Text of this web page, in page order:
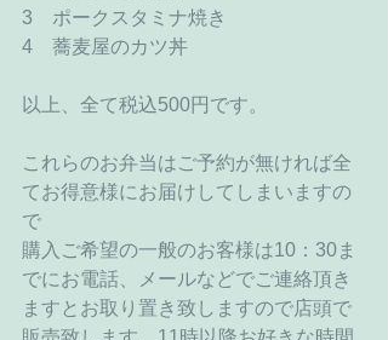
3　ポークスタミナ焼き
4　蕎麦屋のカツ丼
以上、全て税込500円です。
これらのお弁当はご予約が無ければ全
てお得意様にお届けしてしまいますの
で
購入ご希望の一般のお客様は10：30ま
でにお電話、メールなどでご連絡頂き
ますとお取り置き致しますので店頭で